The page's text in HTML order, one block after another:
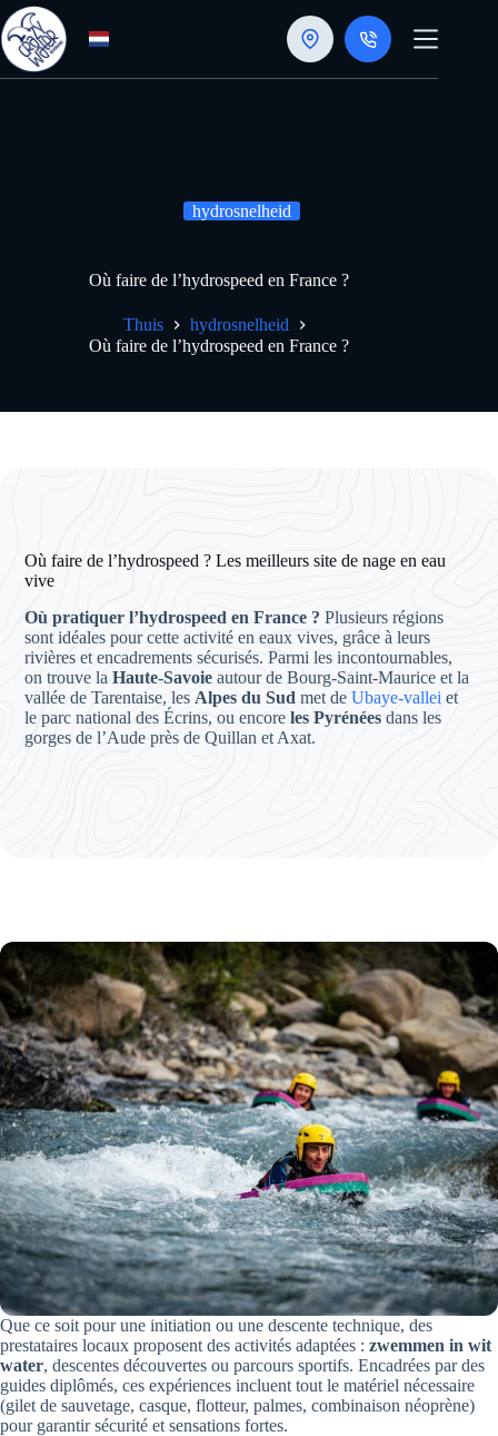
Doorgaan
naar
artikel
hydrosnelheid
Où faire de l’hydrospeed en France ?
Thuis
hydrosnelheid
Où faire de l’hydrospeed en France ?
Où faire de l’hydrospeed ? Les meilleurs site de nage en eau
vive
Où pratiquer l’hydrospeed en France ? Plusieurs régions
sont idéales pour cette activité en eaux vives, grâce à leurs
rivières et encadrements sécurisés. Parmi les incontournables,
on trouve laHaute-Savoieautour de Bourg-Saint-Maurice et la
vallée de Tarentaise, les Alpes du Sud met deUbaye-vallei et
le parc national des Écrins, ou encoreles Pyrénées dans les
gorges de l’Aude près de Quillan et Axat.
Que ce soit pour une initiation ou une descente technique, des
prestataires locaux proposent des activités adaptées : zwemmen in wit
water, descentes découvertes ou parcours sportifs. Encadrées par des
guides diplômés, ces expériences incluent tout le matériel nécessaire
(gilet de sauvetage, casque, flotteur, palmes, combinaison néoprène)
pour garantir sécurité et sensations fortes.